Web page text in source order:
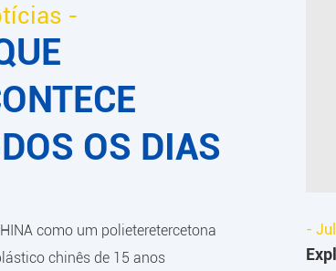
-
OS DIAS
como um polieteretercetona
chinês de 15 anos
-